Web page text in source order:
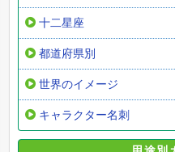
十二星座
都道府県別
世界のイメージ
キャラクター名刺